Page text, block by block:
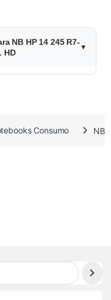
NB HP 14 245 R7-
HD
Consumo NB